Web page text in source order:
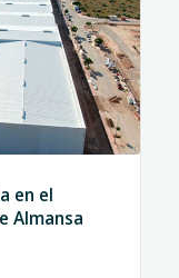
en el
Almansa